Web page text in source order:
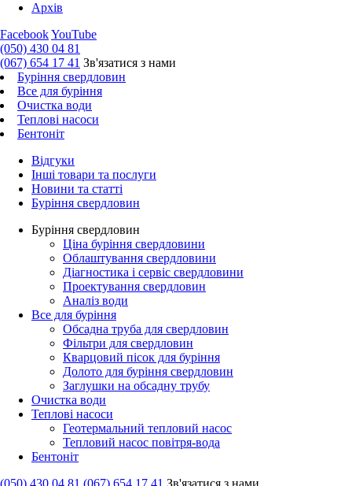
Архів
FacebookYouTube
(050) 430 04 81
(067) 654 17 41 Зв'язатися з нами
Буріння свердловин
Все для буріння
Очистка води
Теплові насоси
Бентоніт
Відгуки
Інші товари та послуги
Новини та статті
Буріння свердловин
Буріння свердловин
Ціна буріння свердловини
Облаштування свердловини
Діагностика і сервіс свердловини
Проектування свердловин
Аналіз води
Все для буріння
Обсадна труба для свердловин
Фільтри для свердловин
Кварцовий пісок для буріння
Долото для буріння свердловин
Заглушки на обсадну трубу
Очистка води
Теплові насоси
Геотермальний тепловий насос
Тепловий насос повітря-вода
Бентоніт